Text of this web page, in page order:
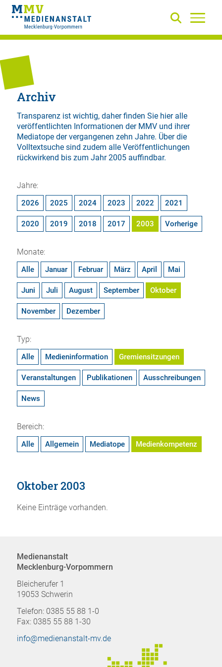
Archiv
Transparenz ist wichtig, daher finden Sie hier alle
veröffentlichten Informationen der MMV und ihrer
Mediatope der vergangenen zehn Jahre. Über die
Volltextsuchesind zudem alle Veröffentlichungen
rückwirkend bis zum Jahr 2005 auffindbar.
Jahre:
2026 2025 2024 2023 2022 2021
2020 2019 2018 2017 2003 Vorherige
Monate:
Alle Januar Februar März April Mai
Juni Juli August September Oktober
November Dezember
Typ:
Alle Medieninformation Gremiensitzungen
Veranstaltungen Publikationen Ausschreibungen
News
Bereich:
Alle Allgemein Mediatope Medienkompetenz
Oktober 2003
Keine Einträge vorhanden.
Medienanstalt
Mecklenburg-Vorpommern
Bleicherufer 1
19053 Schwerin
Telefon: 0385 55 88 1-0
Fax: 0385 55 88 1-30
info@medienanstalt-mv.de